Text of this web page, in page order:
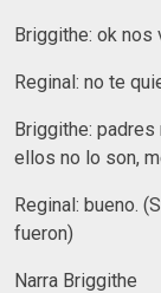
Briggithe: ok nos
Reginal: no te
Briggithe:
ellos no lo son,
Reginal: bueno.
fueron)
Narra Briggithe